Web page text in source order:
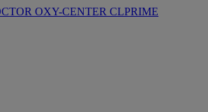
OXY-CENTER CLPRIME